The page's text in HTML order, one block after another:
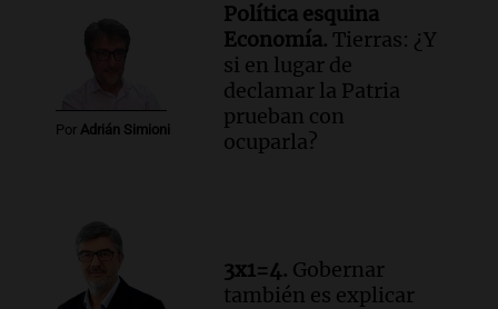
Por Adrián Simioni
Política esquina
Economía. Tierras: ¿Y
si en lugar de
declamar la Patria
prueban con
ocuparla?
3x1=4. Gobernar
también es explicar